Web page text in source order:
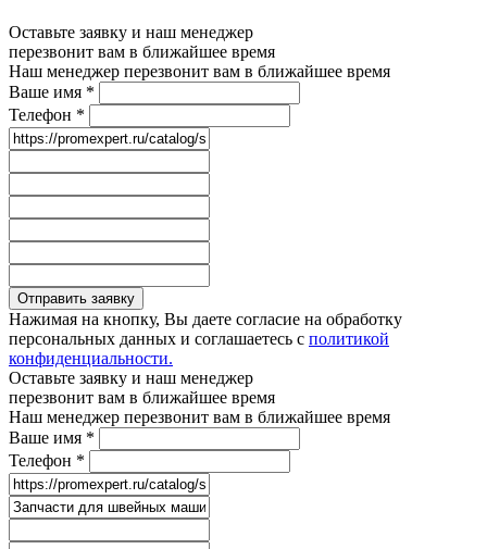
Оставьте заявку и наш менеджер
перезвонит вам в ближайшее время
Наш менеджер перезвонит вам в ближайшее время
Ваше имя *
Телефон *
Отправить заявку
Нажимая на кнопку, Вы даете согласие на обработку
персональных данных и соглашаетесь с политикой
конфиденциальности.
Оставьте заявку и наш менеджер
перезвонит вам в ближайшее время
Наш менеджер перезвонит вам в ближайшее время
Ваше имя *
Телефон *